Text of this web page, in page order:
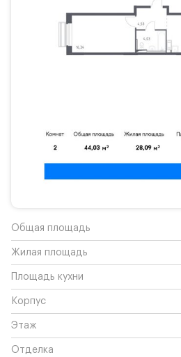
Общая площадь
Жилая площадь
Площадь кухни
Корпус
Этаж
Отделка